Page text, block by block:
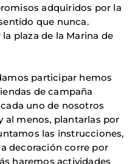
adquiridos por la
que nunca.
plaza de la Marina de
participar hemos
de campaña
uno de nosotros
al menos, plantarlas por
las instrucciones,
decoración corre por
haremos actividades